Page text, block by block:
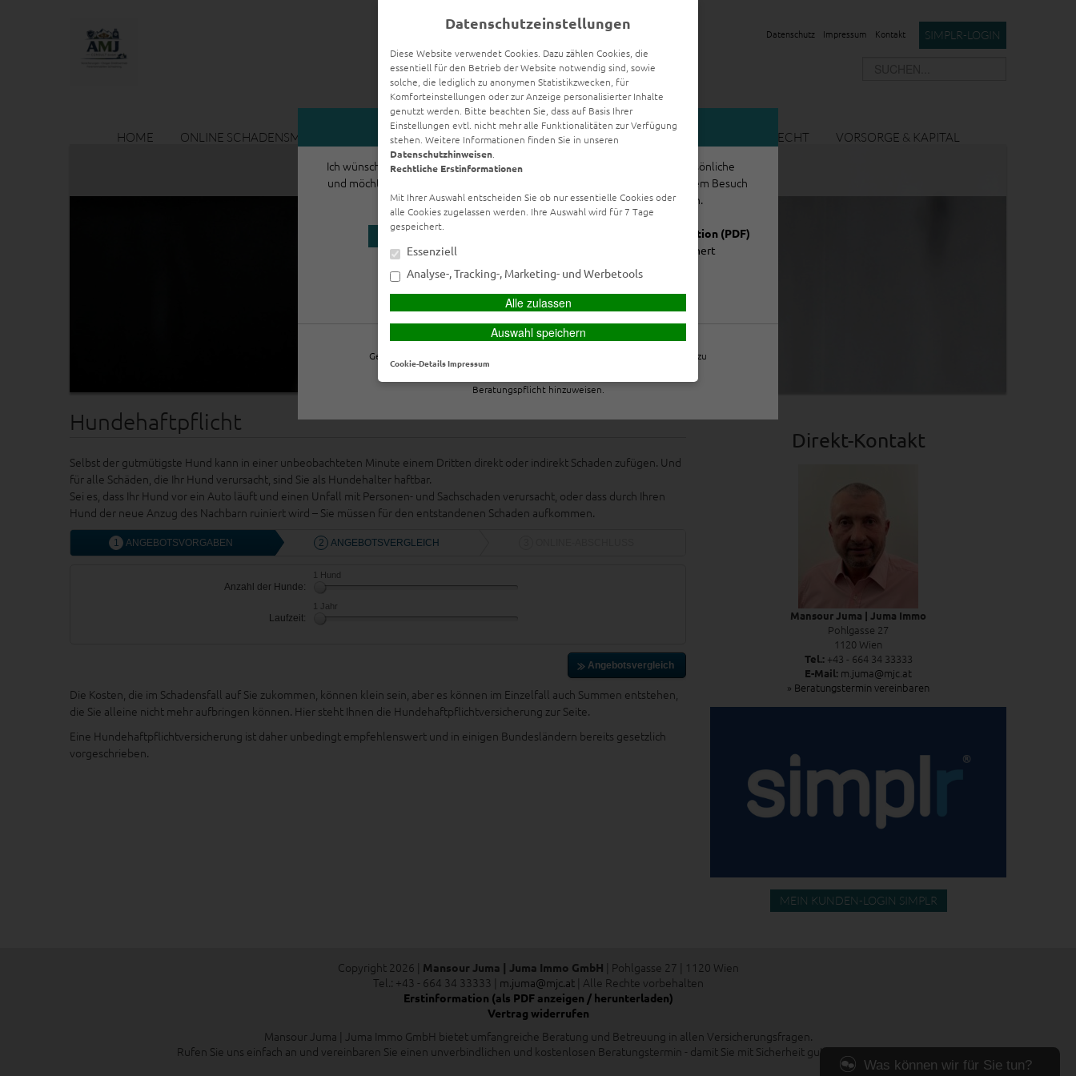
Datenschutz Impressum Kontakt SIMPLR-LOGIN
HOME ONLINE SCHADENSMELDUNG KFZ-VERSICHERUNGEN SACHVERSICHERUNGEN HAFTUNG & RECHT VORSORGE & KAPITAL
Hundehaftpflicht
Selbst der gutmütigste Hund kann in einer unbeobachteten Minute einem Dritten direkt oder indirekt Schaden zufügen. Und
für alle Schäden, die Ihr Hund verursacht, sind Sie als Hundehalter haftbar.
Sei es, dass Ihr Hund vor ein Auto läuft und einen Unfall mit Personen- und Sachschaden verursacht, oder dass durch Ihren
Hund der neue Anzug des Nachbarn ruiniert wird – Sie müssen für den entstandenen Schaden aufkommen.
Die Kosten, die im Schadensfall auf Sie zukommen, können klein sein, aber es können im Einzelfall auch Summen entstehen,
die Sie alleine nicht mehr aufbringen können. Hier steht Ihnen die Hundehaftpflichtversicherung zur Seite.
Eine Hundehaftpflichtversicherung ist daher unbedingt empfehlenswert und in einigen Bundesländern bereits gesetzlich
vorgeschrieben.
Direkt-Kontakt
Mansour Juma | Juma Immo
Pohlgasse 27
1120 Wien
Tel.: +43 - 664 34 33333
E-Mail: m.juma@mjc.at
» Beratungstermin vereinbaren
MEIN KUNDEN-LOGIN SIMPLR
Copyright 2026 | Mansour Juma | Juma Immo GmbH | Pohlgasse 27 | 1120 Wien
Tel.: +43 - 664 34 33333 | m.juma@mjc.at| Alle Rechte vorbehalten
Erstinformation (als PDF anzeigen / herunterladen)
Vertrag widerrufen
Mansour Juma | Juma Immo GmbH bietet umfangreiche Beratung und Betreuung in allen Versicherungsfragen.
Rufen Sie uns einfach an und vereinbaren Sie einen unverbindlichen und kostenlosen Beratungstermin - damit Sie mit Sicherheit gut versichert sind.
PERSÖNLICHE BERATUNG GEWÜNSCHT?
Ich wünsche eine persönliche Beratung
und möchte Kontakt mit einem Berater
aufnehmen.
BERATEN LASSEN
Ich verzichte auf eine persönliche
Beratung und möchte mit dem Besuch
der Seite fortfahren.
Erstinformation (PDF)
gelesen und gespeichert
Gemäß neuer gesetzlicher Vorgaben (Insurance Distribution Direktive - IDD) zu
Fernabsatzverträgen sind wir dazu verpflichtet, an dieser Stelle auf unsere
Beratungspflicht hinzuweisen.
Datenschutzeinstellungen
Diese Website verwendet Cookies. Dazu zählen Cookies, die
essentiell für den Betrieb der Website notwendig sind, sowie
solche, die lediglich zu anonymen Statistikzwecken, für
Komforteinstellungen oder zur Anzeige personalisierter Inhalte
genutzt werden. Bitte beachten Sie, dass auf Basis Ihrer
Einstellungen evtl. nicht mehr alle Funktionalitäten zur Verfügung
stehen. Weitere Informationen finden Sie in unseren
Datenschutzhinweisen
Rechtliche Erstinformationen
Mit Ihrer Auswahl entscheiden Sie ob nur essentielle Cookies oder
alle Cookies zugelassen werden. Ihre Auswahl wird für 7 Tage
gespeichert.
Essenziell
Analyse-, Tracking-, Marketing- und Werbetools
Alle zulassen
Auswahl speichern
Cookie-DetailsImpressum
Was können wir für Sie tun?